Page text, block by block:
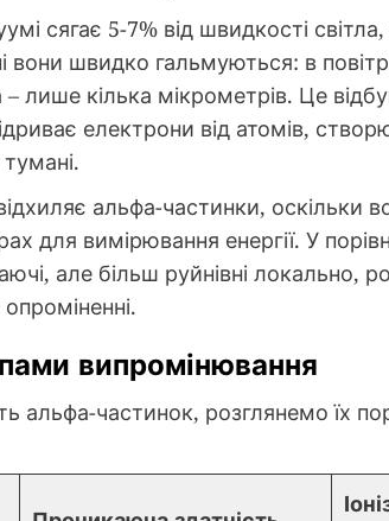
сягає 5-7% від швидкості
вони швидко гальмуються: в
лише кілька мікрометрів. Це
електрони від атомів,
альфа-частинки, оскільки
для вимірювання енергії. У
але більш руйнівні локально,
випромінювання
альфа-частинок, розглянемо їх